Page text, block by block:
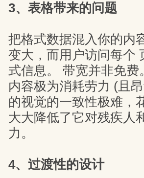
3、表格带来的问题
把格式数据混入你的内
变大，而用户访问每个
式信息。 带宽并非免
内容极为消耗劳力 (且
的视觉的一致性极难，
大大降低了它对残疾人
力。
4、过渡性的设计